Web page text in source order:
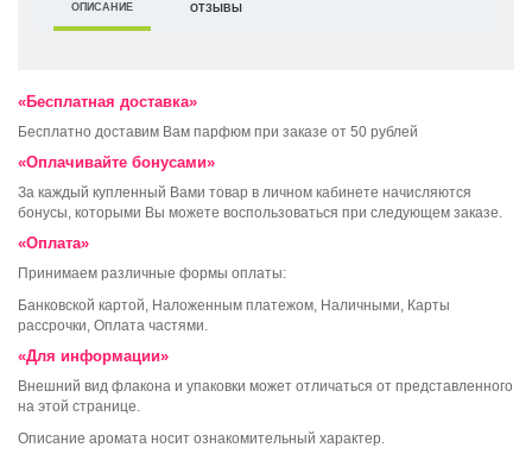
ОПИСАНИЕ ОТЗЫВЫ
«Бесплатная доставка»
Бесплатно доставим Вам парфюм при заказе от 50 рублей
«Оплачивайте бонусами»
За каждый купленный Вами товар в личном кабинете начисляются
бонусы, которыми Вы можете воспользоваться при следующем заказе.
«Оплата»
Принимаем различные формы оплаты:
Банковской картой, Наложенным платежом, Наличными, Карты
рассрочки, Оплата частями.
«Для информации»
Внешний вид флакона и упаковки может отличаться от представленного
на этой странице.
Описание аромата носит ознакомительный характер.